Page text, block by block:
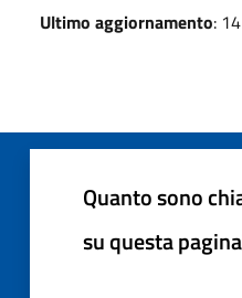
Ultimo aggiornamento:
Quanto sono
su questa